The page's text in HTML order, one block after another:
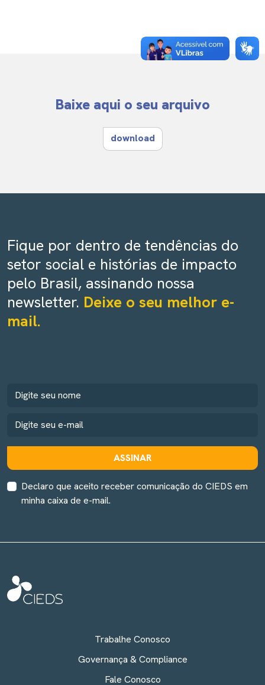
Baixe aqui o seu arquivo
download
Fique por dentro de tendências do
setor social e histórias de impacto
pelo Brasil, assinando nossa
newsletter. Deixe o seu melhor e-
mail.
ASSINAR
Declaro que aceito receber comunicação do CIEDS em
minha caixa de e-mail.
Trabalhe Conosco
Governança & Compliance
Fale Conosco